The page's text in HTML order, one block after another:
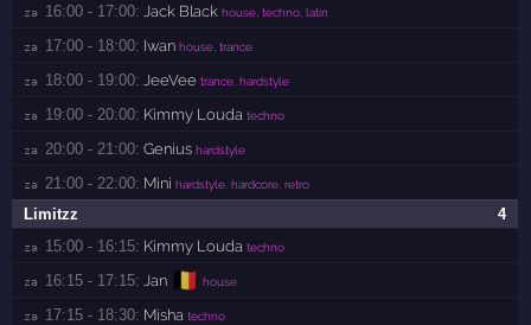
za 16:00 - 17:00: Jack Black house, techno, latin
za 17:00 - 18:00: Iwan house, trance
za 18:00 - 19:00: JeeVee trance, hardstyle
za 19:00 - 20:00: Kimmy Louda techno
za 20:00 - 21:00: Genius hardstyle
za 21:00 - 22:00: Mini hardstyle, hardcore, retro
4
Limitzz
za 15:00 - 16:15: Kimmy Louda techno
za 16:15 - 17:15: Jan 🇧🇪 house
za 17:15 - 18:30: Misha techno